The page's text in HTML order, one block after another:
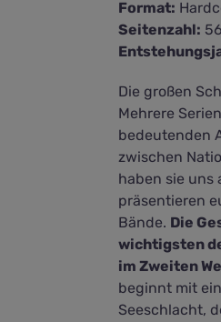
Format:
Seitenzahl:
Die großen
Mehrere
bedeutenden
zwischen
haben sie uns
präsentieren
Bände. Die
wichtigsten
im Zweiten
beginnt mit
Seeschlacht,